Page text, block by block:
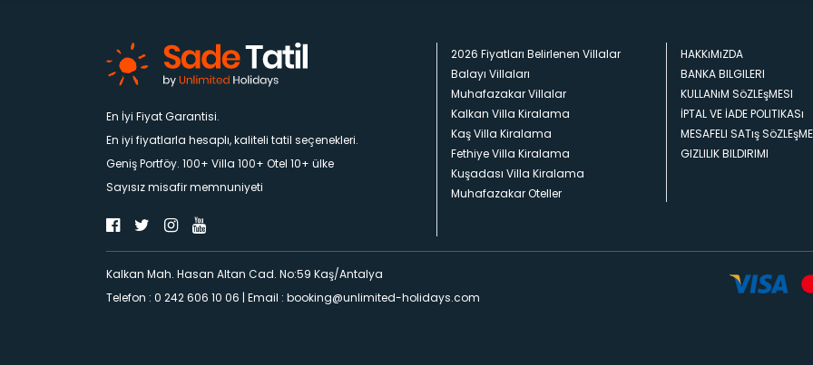
En İyi Fiyat Garantisi.
En iyi fiyatlarla hesaplı, kaliteli tatil seçenekleri.
Geniş Portföy. 100+ Villa 100+ Otel 10+ ülke
Sayısız misafir memnuniyeti
2026 Fiyatları Belirlenen Villalar
Balayı Villaları
Muhafazakar Villalar
Kalkan Villa Kiralama
Kaş Villa Kiralama
Fethiye Villa Kiralama
Kuşadası Villa Kiralama
Muhafazakar Oteller
HAKKıMıZDA
BANKA BILGILERI
KULLANıM SöZLEşMESI
İPTAL VE İADE POLITIKASı
MESAFELI SATış
GIZLILIK BILDIRIMI
Kalkan Mah. Hasan Altan Cad. No:59 Kaş/Antalya
Telefon : 0 242 606 10 06 | Email : booking@unlimited-holidays.com